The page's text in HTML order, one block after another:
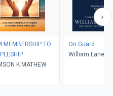
MEMBERSHIP TO
K MATHEW
On Guard
William Lane